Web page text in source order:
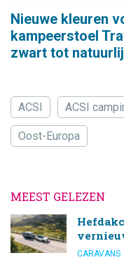
Nieuwe kleuren
kampeerstoel
zwart tot
ACSI ACSI
Oost-Europa
MEEST GELEZEN
CARAVANS